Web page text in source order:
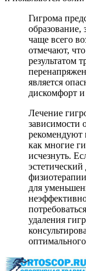
Гигрома
образование,
чаще всего
отмечают,
результатом
является
дискомфорт
Лечение
зависимости
рекомендуют
как многие
исчезнуть.
для
удаления